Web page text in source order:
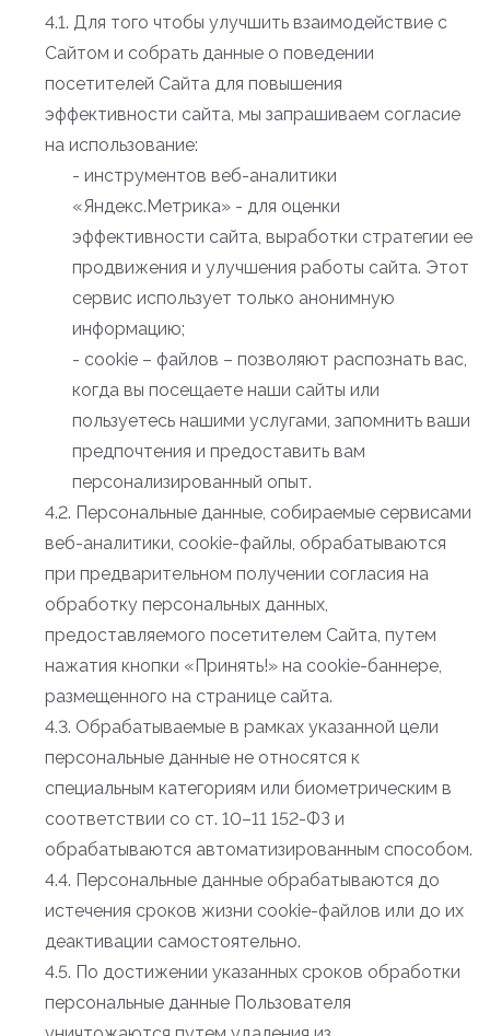
4.1. Для того чтобы улучшить взаимодействие с
Сайтом и собрать данные о поведении
посетителей Сайта для повышения
эффективности сайта, мы запрашиваем согласие
на использование:
- инструментов веб-аналитики
«Яндекс.Метрика» - для оценки
эффективности сайта, выработки стратегии ее
продвижения и улучшения работы сайта. Этот
сервис использует только анонимную
информацию;
- cookie – файлов – позволяют распознать вас,
когда вы посещаете наши сайты или
пользуетесь нашими услугами, запомнить ваши
предпочтения и предоставить вам
персонализированный опыт.
4.2. Персональные данные, собираемые сервисами
веб-аналитики, cookie-файлы, обрабатываются
при предварительном получении согласия на
обработку персональных данных,
предоставляемого посетителем Сайта, путем
нажатия кнопки «Принять!» на cookie-баннере,
размещенного на странице сайта.
4.3. Обрабатываемые в рамках указанной цели
персональные данные не относятся к
специальным категориям или биометрическим в
соответствии со ст. 10–11 152-ФЗ и
обрабатываются автоматизированным способом.
4.4. Персональные данные обрабатываются до
истечения сроков жизни cookie-файлов или до их
деактивации самостоятельно.
4.5. По достижении указанных сроков обработки
персональные данные Пользователя